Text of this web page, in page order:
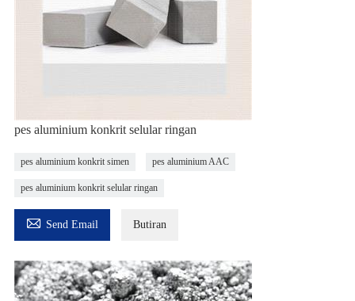
pes aluminium konkrit selular ringan
pes aluminium konkrit simen pes aluminium AAC
pes aluminium konkrit selular ringan
 Send Email Butiran